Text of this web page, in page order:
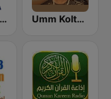
Al Jazeera Arabic (قناة الجزيرة) Umm Kolthoum راديو أم كلثوم